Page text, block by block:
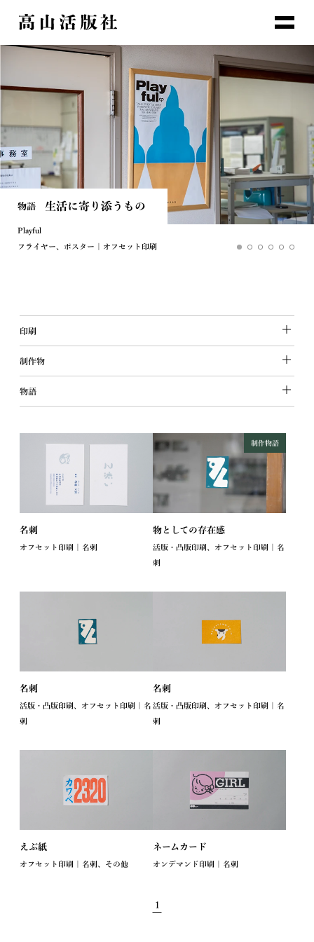
物語 生活に寄り添うもの
Playful
フライヤー、ポスター | オフセット印刷
物語 紙の質感までも表現する
新三郎商店(株) 塩そば屋「おしのちいたま」
包装紙 | オフセット印刷
物語 活字だからこその表現
東屋
パッケージ | 活版・凸版印刷
物語 美しさを追求する
TAKAYAMA LETTERPRESS
伝票 | 活版・凸版印刷
物語 人と人の間にあるもの
無津呂 昌子
包装紙 | オフセット印刷
物語 誰も思いつかないことをやる
(株)島本食品 辛子明太子の島本 博多阪急店
その他 | 活版・凸版印刷
印刷
制作物
物語
名刺
オフセット印刷 | 名刺
制作物語
物としての存在感
活版・凸版印刷、オフセット印刷 | 名
刺
名刺
活版・凸版印刷、オフセット印刷 | 名
刺
名刺
活版・凸版印刷、オフセット印刷 | 名
刺
えぶ紙
オフセット印刷 | 名刺、その他
ネームカード
オンデマンド印刷 | 名刺
1